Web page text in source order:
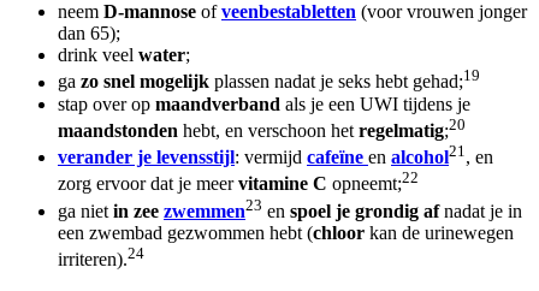
neem D-mannose ofveenbestabletten (voor vrouwen jonger
dan 65);
drink veel water;
ga zo snel mogelijk plassen nadat je seks hebt gehad;19
stap over op maandverband als je een UWI tijdens je
maandstonden hebt, en verschoon het regelmatig;20
verander je levensstijl: vermijd cafeïne en alcohol21, en
zorg ervoor dat je meervitamine C opneemt;22
ga niet in zee zwemmen23 en spoel je grondig afnadat je in
een zwembad gezwommen hebt (chloor kan de urinewegen
irriteren).24